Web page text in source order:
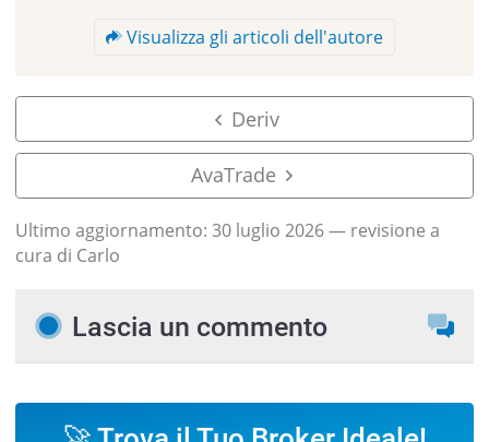
Visualizza gli articoli dell'autore
Deriv
AvaTrade
Ultimo aggiornamento: 30 luglio 2026— revisione a
cura di Carlo
Lascia un commento